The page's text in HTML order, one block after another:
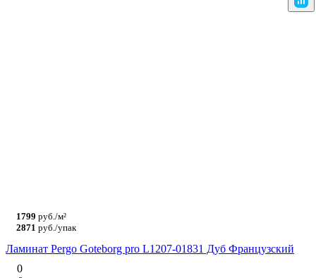
1799 руб./м²
2871 руб./упак
Ламинат Pergo Goteborg pro L1207-01831 Дуб Французский
0